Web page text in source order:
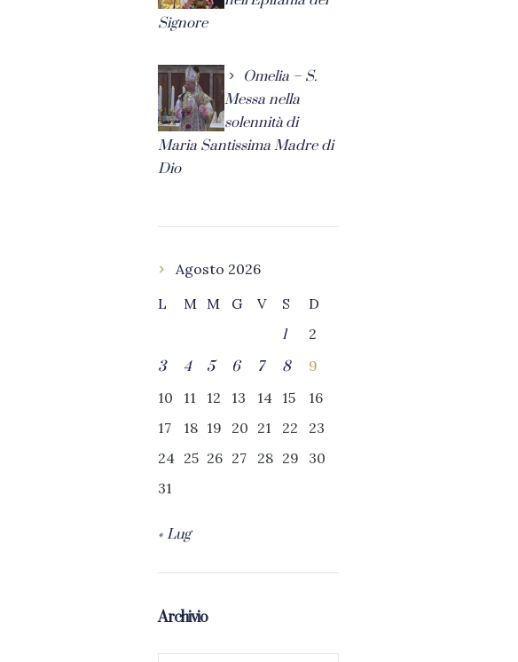
Signore
Omelia – S.
Messa nella
solennità di
Maria Santissima Madre di
Dio
Agosto 2026
L
M M G V S
D
1
2
3
4 5 6 7 8
9
10
11 12 13 14 15
16
17
18 19 20 21 22
23
24 25 26 27 28 29
30
31
« Lug
Archivio